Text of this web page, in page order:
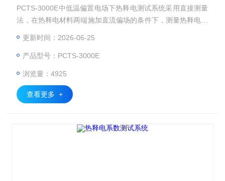
PCTS-3000E中低温偏置电场下热释电测试系统采用直接测量
法，在热释电材料两端施加直流偏场的条件下，测量热释电材
的测试。
更新时间：2026-06-25
产品型号：PCTS-3000E
浏览量：4925
查看更多 +